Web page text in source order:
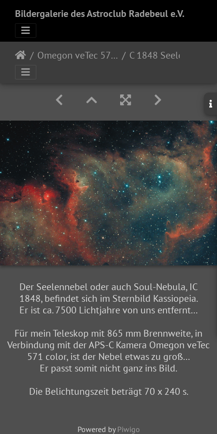
Bildergalerie des Astroclub Radebeul e.V.
Omegon veTec 571 color
Der Seelennebel oder auch Soul-Nebula, IC
1848, befindet sich im Sternbild Kassiopeia.
Er ist ca. 7500 Lichtjahre von uns entfernt...
Für mein Teleskop mit 865 mm Brennweite, in
Verbindung mit der APS-C Kamera Omegon veTec
571 color, ist der Nebel etwas zu groß...
Er passt somit nicht ganz ins Bild.
Die Belichtungszeit beträgt 70 x 240 s.
Powered by Piwigo